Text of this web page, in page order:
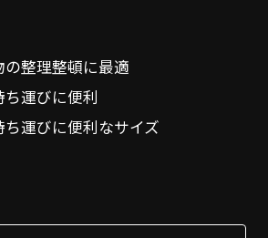
整理整頓に最適
運びに便利
運びに便利なサイズ